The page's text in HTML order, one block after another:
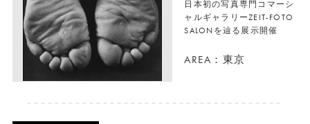
日本初の写真専門コマーシ
ャルギャラリーZEIT-FOTO
SALONを辿る展示開催
AREA：東京